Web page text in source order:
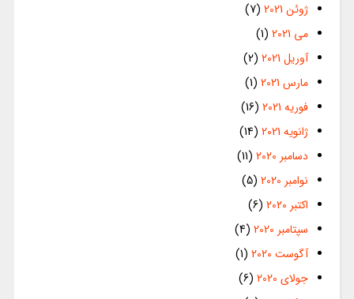
ژوئن 2021
(7)
می 2021
(1)
آوریل 2021
(2)
مارس 2021
(1)
فوریه 2021
(16)
ژانویه 2021
(14)
دسامبر 2020
(11)
نوامبر 2020
(5)
اکتبر 2020
(6)
سپتامبر 2020
(4)
آگوست 2020
(1)
جولای 2020
(6)